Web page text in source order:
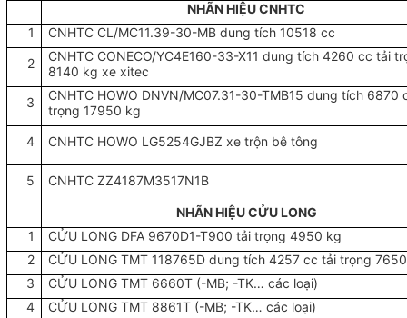
NHÃN HIỆU CNHTC
1
CNHTC CL/MC11.39-30-MB dung tích 10518 cc
2
CNHTC CONECO/YC4E160-33-X11 dung tích 4260 cc tải
8140 kg xe xitec
3
CNHTC HOWO DNVN/MC07.31-30-TMB15 dung tích 6870
trọng 17950 kg
4
CNHTC HOWO LG5254GJBZ xe trộn bê tông
5 CNHTC ZZ4187M3517N1B
NHÃN HIỆU CỬU LONG
1
CỬU LONG DFA 9670D1-T900 tải trọng 4950 kg
2
CỬU LONG TMT 118765D dung tích 4257 cc tải trọng
3
CỬU LONG TMT 6660T (-MB; -TK… các loại)
4
CỬU LONG TMT 8861T (-MB; -TK… các loại)